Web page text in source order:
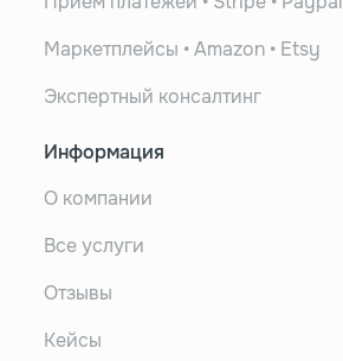
Маркетплейсы • Amazon • Etsy
Экспертный консалтинг
Информация
О компании
Все услуги
Отзывы
Кейсы